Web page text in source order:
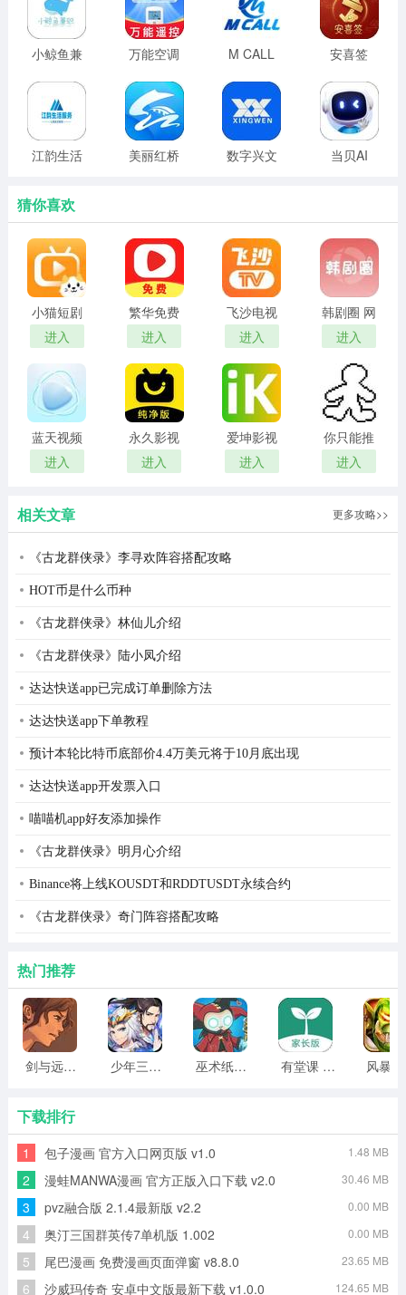
下单。
小鲸鱼兼
万能空调
M CALL 安喜签
江韵生活
端
美丽红桥 数字兴文 当贝AI
猜你喜欢
小猫短剧
红包版
进入
繁华免费
短剧 在线
观看
进入
飞沙电视
tv官网版
进入
韩剧圈 网
页版
进入
蓝天视频
免费无广
告追剧
进入
永久影视
电视版
进入
爱坤影视
官网入口
进入
你只能推
搡
进入
相关文章 更多攻略>>
《古龙群侠录》李寻欢阵容搭配攻略
HOT币是什么币种
《古龙群侠录》林仙儿介绍
《古龙群侠录》陆小凤介绍
达达快送app已完成订单删除方法
达达快送app下单教程
预计本轮比特币底部价4.4万美元将于10月底出现
达达快送app开发票入口
喵喵机app好友添加操作
《古龙群侠录》明月心介绍
Binance将上线KOUSDT和RDDTUSDT永续合约
《古龙群侠录》奇门阵容搭配攻略
热门推荐
剑与远行人全角色版 vv1.14 少年三国志2无限元宝版最新版 vv5.3.9 巫术纸牌游戏 vv1.1.14 有堂课 v1.2.2
下载排行
1 包子漫画 官方入口网页版 v1.0 1.48 MB
2 漫蛙MANWA漫画 官方正版入口下载 v2.0 30.46 MB
3 pvz融合版 2.1.4最新版 v2.2 0.00 MB
4 奥汀三国群英传7单机版 1.002 0.00 MB
5 尾巴漫画 免费漫画页面弹窗 v8.8.0 23.65 MB
6 沙威玛传奇 安卓中文版最新下载 v1.0.0 124.65 MB